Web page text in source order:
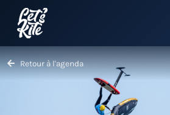
Retour à l'agenda